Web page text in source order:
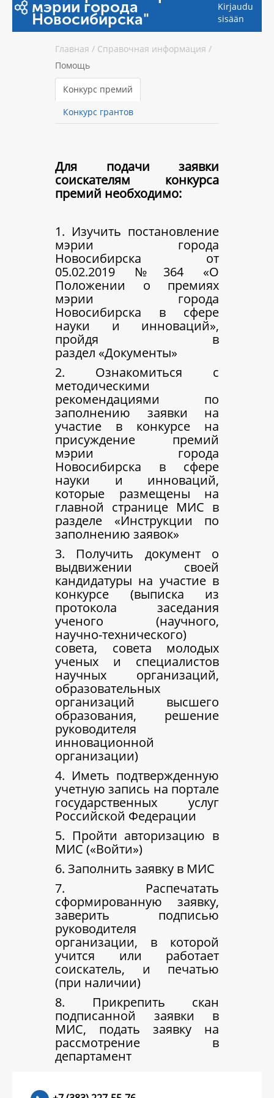
мэрии города
Новосибирска"
Kirjaudu
sisään
Главная / Справочная информация /
Помощь
Конкурс премий
Конкурс грантов
Для подачи заявки
соискателям конкурса
премий необходимо:
1. Изучить постановление
мэрии города
Новосибирска от
05.02.2019 №364 «О
Положении о премиях
мэрии города
Новосибирска в сфере
науки и инноваций»,
пройдя в
раздел «Документы»
2. Ознакомиться с
методическими
рекомендациями по
заполнению заявки на
участие в конкурсе на
присуждение премий
мэрии города
Новосибирска в сфере
науки и инноваций,
которые размещены на
главной странице МИС в
разделе «Инструкции по
заполнению заявок»
3. Получить документ о
выдвижении своей
кандидатуры на участие в
конкурсе (выписка из
протокола заседания
ученого (научного,
научно-технического)
совета, совета молодых
ученых и специалистов
научных организаций,
образовательных
организаций высшего
образования, решение
руководителя
инновационной
организации)
4. Иметь подтвержденную
учетную запись на портале
государственных услуг
Российской Федерации
5. Пройти авторизацию в
МИС («Войти»)
6. Заполнить заявку в МИС
7. Распечатать
сформированную заявку,
заверить подписью
руководителя
организации, в которой
учится или работает
соискатель, и печатью
(при наличии)
8. Прикрепить скан
подписанной заявки в
МИС, подать заявку на
рассмотрение в
департамент